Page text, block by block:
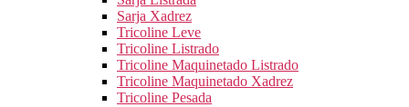
Sarja Xadrez
Tricoline Leve
Tricoline Listrado
Tricoline Maquinetado Listrado
Tricoline Maquinetado Xadrez
Tricoline Pesada